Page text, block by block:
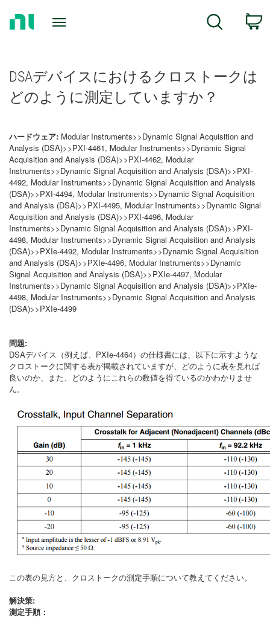
Search
DSAデバイスにおけるクロストークは
どのように測定していますか？
ハードウェア: Modular Instruments>>Dynamic Signal Acquisition and
Analysis (DSA)>>PXI-4461, Modular Instruments>>Dynamic Signal
Acquisition and Analysis (DSA)>>PXI-4462, Modular
Instruments>>Dynamic Signal Acquisition and Analysis (DSA)>>PXI-
4492, Modular Instruments>>Dynamic Signal Acquisition and Analysis
(DSA)>>PXI-4494, Modular Instruments>>Dynamic Signal Acquisition
and Analysis (DSA)>>PXI-4495, Modular Instruments>>Dynamic Signal
Acquisition and Analysis (DSA)>>PXI-4496, Modular
Instruments>>Dynamic Signal Acquisition and Analysis (DSA)>>PXI-
4498, Modular Instruments>>Dynamic Signal Acquisition and Analysis
(DSA)>>PXIe-4492, Modular Instruments>>Dynamic Signal Acquisition
and Analysis (DSA)>>PXIe-4496, Modular Instruments>>Dynamic
Signal Acquisition and Analysis (DSA)>>PXIe-4497, Modular
Instruments>>Dynamic Signal Acquisition and Analysis (DSA)>>PXIe-
4498, Modular Instruments>>Dynamic Signal Acquisition and Analysis
(DSA)>>PXIe-4499
問題:
DSAデバイス（例えば、PXIe-4464）の仕様書には、以下に示すような
クロストークに関する表が掲載されていますが、どのように表を見れば
良いのか、また、どのようにこれらの数値を得ているのかわかりませ
ん。
この表の見方と、クロストークの測定手順について教えてください。
解決策:
測定手順：